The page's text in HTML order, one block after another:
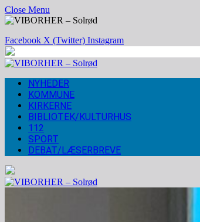
Close Menu
Facebook X (Twitter) Instagram
NYHEDER
KOMMUNE
KIRKERNE
BIBLIOTEK/KULTURHUS
112
SPORT
DEBAT/LÆSERBREVE